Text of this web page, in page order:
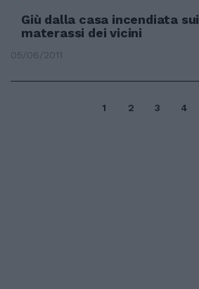
Giù dalla casa incendiata sui
materassi dei vicini
05/06/2011
1 2 3 4